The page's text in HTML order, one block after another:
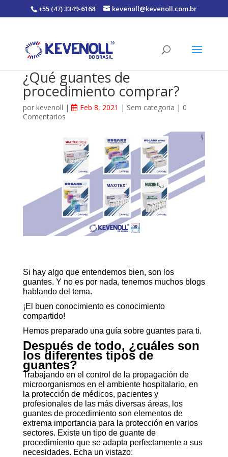
+55 (47) 3349-6168 kevenoll@kevenoll.com.br
¿Qué guantes de
procedimiento comprar?
por kevenoll | Feb 8, 2021 | Sem categoria | 0
Comentarios
Si hay algo que entendemos bien, son los
guantes. Y no es por nada, tenemos muchos blogs
hablando del tema.
¡El buen conocimiento es conocimiento
compartido!
Hemos preparado una guía sobre guantes para ti.
Después de todo, ¿cuáles son
los diferentes tipos de
guantes?
Trabajando en el control de la propagación de
microorganismos en el ambiente hospitalario, en
la protección de médicos, pacientes y
profesionales de las más diversas áreas, los
guantes de procedimiento son elementos de
extrema importancia para la protección en varios
sectores. Existe un tipo de guante de
procedimiento que se adapta perfectamente a sus
necesidades. Echa un vistazo: